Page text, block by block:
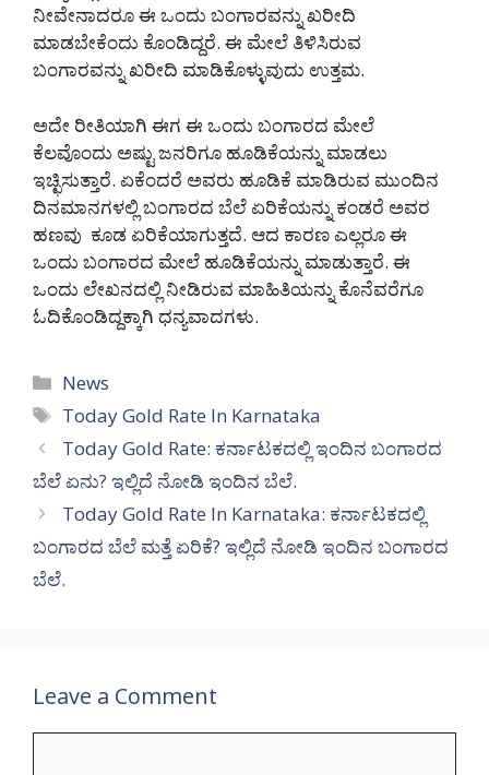
ನೀವೇನಾದರೂ ಈ ಒಂದು ಬಂಗಾರವನ್ನು ಖರೀದಿ
ಮಾಡಬೇಕೆಂದು ಕೊಂಡಿದ್ದರೆ. ಈ ಮೇಲೆ ತಿಳಿಸಿರುವ
ಬಂಗಾರವನ್ನು ಖರೀದಿ ಮಾಡಿಕೊಳ್ಳುವುದು ಉತ್ತಮ.
ಅದೇ ರೀತಿಯಾಗಿ ಈಗ ಈ ಒಂದು ಬಂಗಾರದ ಮೇಲೆ
ಕೆಲವೊಂದು ಅಷ್ಟು ಜನರಿಗೂ ಹೂಡಿಕೆಯನ್ನು ಮಾಡಲು
ಇಚ್ಛಿಸುತ್ತಾರೆ. ಏಕೆಂದರೆ ಅವರು ಹೂಡಿಕೆ ಮಾಡಿರುವ ಮುಂದಿನ
ದಿನಮಾನಗಳಲ್ಲಿ ಬಂಗಾರದ ಬೆಲೆ ಏರಿಕೆಯನ್ನು ಕಂಡರೆ ಅವರ
ಹಣವು ಕೂಡ ಏರಿಕೆಯಾಗುತ್ತದೆ. ಆದ ಕಾರಣ ಎಲ್ಲರೂ ಈ
ಒಂದು ಬಂಗಾರದ ಮೇಲೆ ಹೂಡಿಕೆಯನ್ನು ಮಾಡುತ್ತಾರೆ. ಈ
ಒಂದು ಲೇಖನದಲ್ಲಿ ನೀಡಿರುವ ಮಾಹಿತಿಯನ್ನು ಕೊನೆವರೆಗೂ
ಓದಿಕೊಂಡಿದ್ದಕ್ಕಾಗಿ ಧನ್ಯವಾದಗಳು.
Categories
News
Tags
Today Gold Rate In Karnataka
Today Gold Rate: ಕರ್ನಾಟಕದಲ್ಲಿ ಇಂದಿನ ಬಂಗಾರದ
ಬೆಲೆ ಏನು? ಇಲ್ಲಿದೆ ನೋಡಿ ಇಂದಿನ ಬೆಲೆ.
Today Gold Rate In Karnataka: ಕರ್ನಾಟಕದಲ್ಲಿ
ಬಂಗಾರದ ಬೆಲೆ ಮತ್ತೆ ಏರಿಕೆ? ಇಲ್ಲಿದೆ ನೋಡಿ ಇಂದಿನ ಬಂಗಾರದ
ಬೆಲೆ.
Leave a Comment